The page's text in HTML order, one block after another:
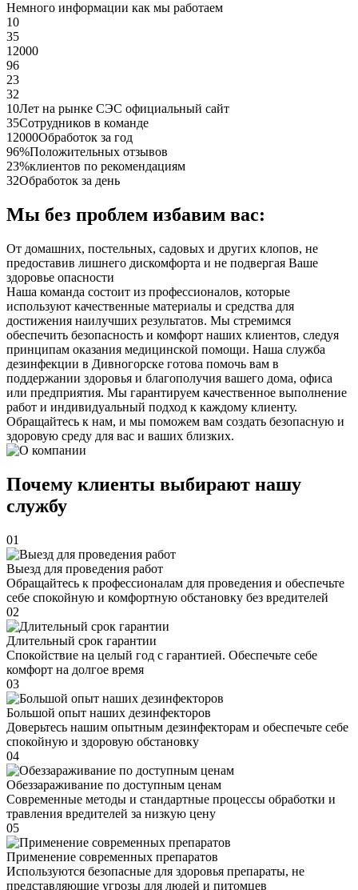
Немного информации как мы работаем
10
35
12000
96
23
32
10Лет на рынке СЭС официальный сайт
35Сотрудников в команде
12000Обработок за год
96%Положительных отзывов
23%клиентов по рекомендациям
32Обработок за день
Мы без проблем избавим вас:
От домашних, постельных, садовых и других клопов, не
предоставив лишнего дискомфорта и не подвергая Ваше
здоровье опасности
Наша команда состоит из профессионалов, которые
используют качественные материалы и средства для
достижения наилучших результатов. Мы стремимся
обеспечить безопасность и комфорт наших клиентов, следуя
принципам оказания медицинской помощи. Наша служба
дезинфекции в Дивногорске готова помочь вам в
поддержании здоровья и благополучия вашего дома, офиса
или предприятия. Мы гарантируем качественное выполнение
работ и индивидуальный подход к каждому клиенту.
Обращайтесь к нам, и мы поможем вам создать безопасную и
здоровую среду для вас и ваших близких.
Почему клиенты выбирают нашу
службу
01
Выезд для проведения работ
Обращайтесь к профессионалам для проведения и обеспечьте
себе спокойную и комфортную обстановку без вредителей
02
Длительный срок гарантии
Спокойствие на целый год с гарантией. Обеспечьте себе
комфорт на долгое время
03
Большой опыт наших дезинфекторов
Доверьтесь нашим опытным дезинфекторам и обеспечьте себе
спокойную и здоровую обстановку
04
Обеззараживание по доступным ценам
Современные методы и стандартные процессы обработки и
травления вредителей за низкую цену
05
Применение современных препаратов
Используются безопасные для здоровья препараты, не
представляющие угрозы для людей и питомцев